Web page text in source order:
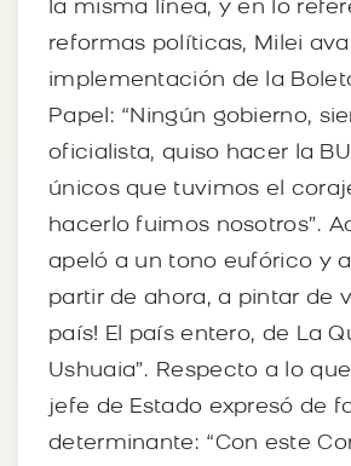
la misma línea, y en lo
reformas políticas, Milei
implementación de la
Papel: “Ningún gobierno,
oficialista, quiso hacer la
únicos que tuvimos el
hacerlo fuimos nosotros”.
apeló a un tono eufórico y
partir de ahora, a pintar de
país! El país entero, de La
Ushuaia”. Respecto a lo
jefe de Estado expresó de
determinante: “Con este